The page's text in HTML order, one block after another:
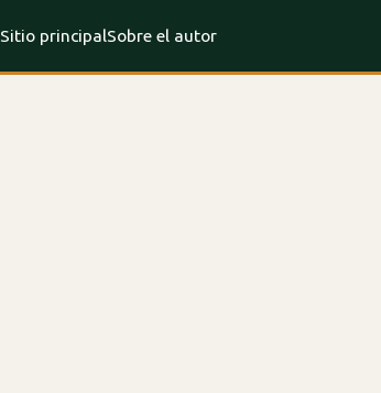
Sitio principalSobre el autor